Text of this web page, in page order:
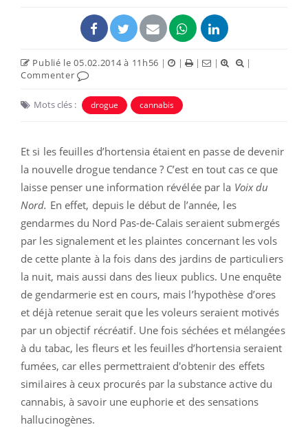
Publié le 05.02.2014 à 11h56 | | | |
|
Commenter
Mots clés : drogue cannabis
Et si les feuilles d’hortensia étaient en passe de devenir
la nouvelle drogue tendance ? C’est en tout cas ce que
laisse penser une information révélée par la Voix du
Nord. En effet, depuis le début de l’année, les
gendarmes du Nord Pas-de-Calais seraient submergés
par les signalement et les plaintes concernant les vols
de cette plante à la fois dans des jardins de particuliers
la nuit, mais aussi dans des lieux publics. Une enquête
de gendarmerie est en cours, mais l’hypothèse d’ores
et déjà retenue serait que les voleurs seraient motivés
par un objectif récréatif. Une fois séchées et mélangées
à du tabac, les fleurs et les feuilles d’hortensia seraient
fumées, car elles permettraient d'obtenir des effets
similaires à ceux procurés par la substance active du
cannabis, à savoir une euphorie et des sensations
hallucinogènes.